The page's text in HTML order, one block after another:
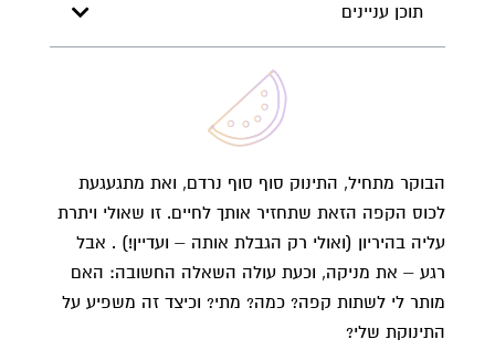
תוכן עניינים
הבוקר מתחיל, התינוק סוף סוף נרדם, ואת מתגעגעת
לכוס הקפה הזאת שתחזיר אותך לחיים. זו שאולי ויתרת
עליה בהיריון (ואולי רק הגבלת אותה – ועדיין!) . אבל
רגע – את מניקה, וכעת עולה השאלה החשובה: האם
מותר לי לשתות קפה? כמה? מתי? וכיצד זה משפיע על
התינוקת שלי?